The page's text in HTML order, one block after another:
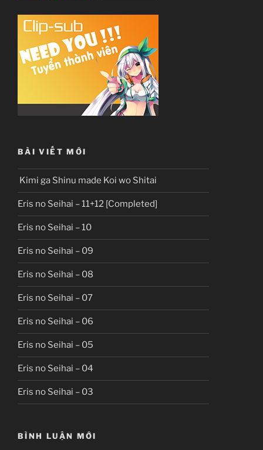
BÀI VIẾT MỚI
Kimi ga Shinu made Koi wo Shitai
Eris no Seihai – 11+12 [Completed]
Eris no Seihai – 10
Eris no Seihai – 09
Eris no Seihai – 08
Eris no Seihai – 07
Eris no Seihai – 06
Eris no Seihai – 05
Eris no Seihai – 04
Eris no Seihai – 03
BÌNH LUẬN MỚI